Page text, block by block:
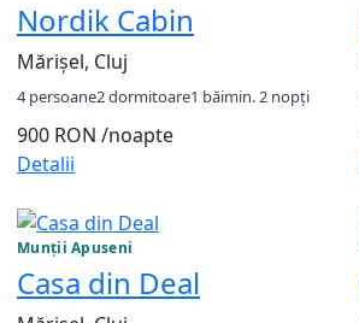
Nordik Cabin
Mărișel, Cluj
4 persoane2 dormitoare1 băimin. 2 nopți
900 RON /noapte
Detalii
Munții Apuseni
Casa din Deal